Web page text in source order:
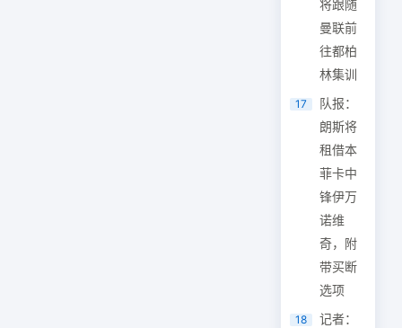
将跟随
曼联前
往都柏
林集训
17
队报：
朗斯将
租借本
菲卡中
锋伊万
诺维
奇，附
带买断
选项
18
记者：